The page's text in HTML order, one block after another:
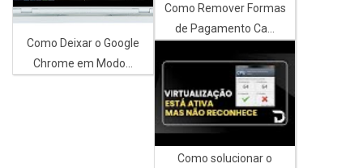
Como Deixar o Google
Chrome em Modo...
Como Remover Formas
de Pagamento Ca...
Como solucionar o